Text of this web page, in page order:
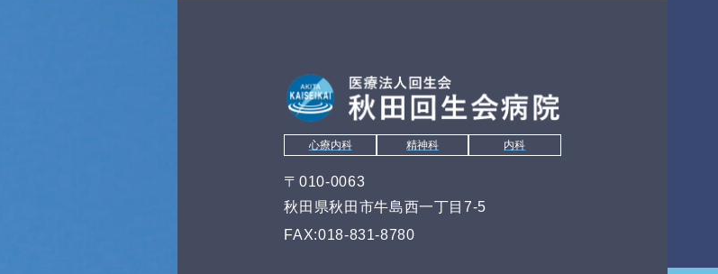
心療内科 精神科 内科
〒010-0063
秋田県秋田市牛島西一丁目7-5
FAX:018-831-8780